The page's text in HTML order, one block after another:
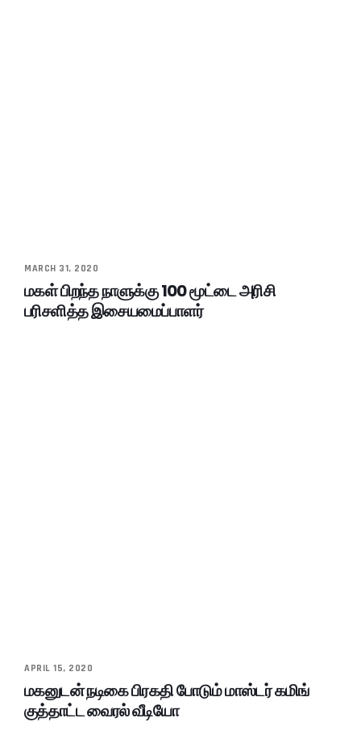
MARCH 31, 2020
மகள் பிறந்த நாளுக்கு 100 மூட்டை அரிசி
பரிசளித்த இசையமைப்பாளர்
APRIL 15, 2020
மகனுடன் நடிகை பிரகதி போடும் மாஸ்டர் கமிங்
குத்தாட்ட வைரல் வீடியோ